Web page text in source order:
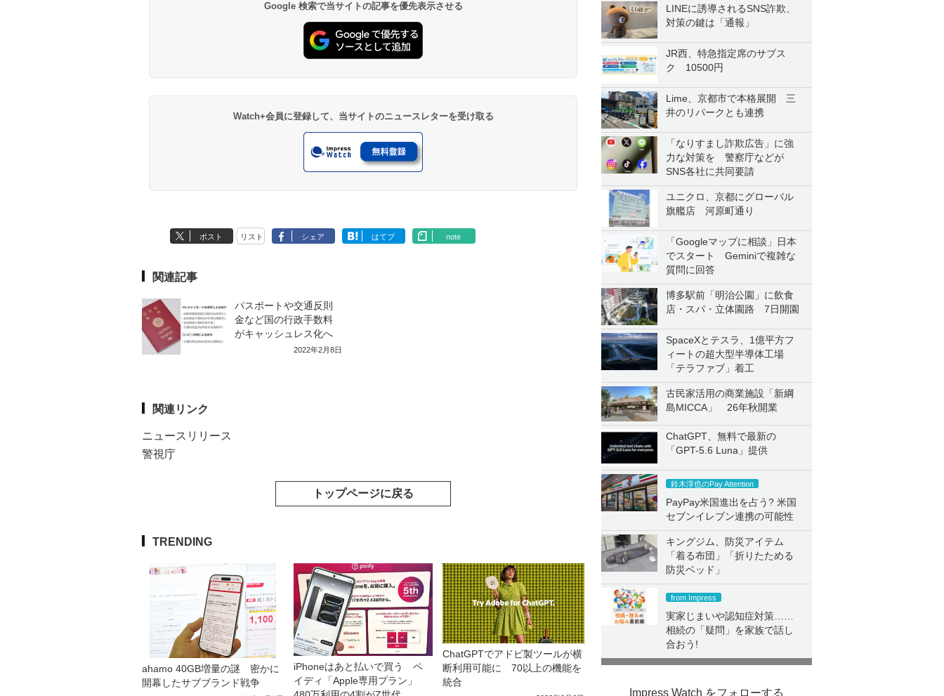
LINEに誘導されるSNS詐欺、
対策の鍵は「通報」
JR西、特急指定席のサブス
ク 10500円
Lime、京都市で本格展開 三
井のリパークとも連携
「なりすまし詐欺広告」に強
力な対策を 警察庁などが
SNS各社に共同要請
ユニクロ、京都にグローバル
旗艦店 河原町通り
「Googleマップに相談」日本
でスタート Geminiで複雑な
質問に回答
博多駅前「明治公園」に飲食
店・スパ・立体園路 7日開園
SpaceXとテスラ、1億平方フ
ィートの超大型半導体工場
「テラファブ」着工
古民家活用の商業施設「新綱
島MICCA」 26年秋開業
ChatGPT、無料で最新の
「GPT-5.6 Luna」提供
鈴木淳也のPay Attention
PayPay米国進出を占う? 米国
セブンイレブン連携の可能性
キングジム、防災アイテム
「着る布団」「折りたためる
防災ベッド」
from Impress
実家じまいや認知症対策……
相続の「疑問」を家族で話し
合おう!
Impress Watch をフォローする
Google 検索で当サイトの記事を優先表示させる
Watch+会員に登録して、当サイトのニュースレターを受け取る
ポスト リスト シェア はてブ note
関連記事
パスポートや交通反則
金など国の行政手数料
がキャッシュレス化へ
2022年2月8日
関連リンク
ニュースリリース
警視庁
トップページに戻る
TRENDING
ahamo 40GB増量の謎 密かに
開幕したサブブランド戦争
iPhoneはあと払いで買う ペ
イディ「Apple専用プラン」
ChatGPTでアドビ製ツールが横
断利用可能に 70以上の機能を
統合